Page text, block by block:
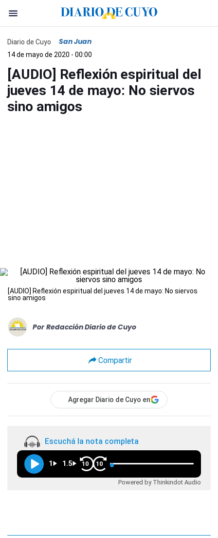
Diario de Cuyo San Juan
14 de mayo de 2020 - 00:00
[AUDIO] Reflexión espiritual del
jueves 14 de mayo: No siervos
sino amigos
[AUDIO] Reflexión espiritual del jueves 14 de mayo: No siervos
sino amigos
Por Redacción Diario de Cuyo
Compartir
Agregar Diario de Cuyo en
Escuchá la nota completa
1 1.5 10 10
Powered by Thinkindot Audio